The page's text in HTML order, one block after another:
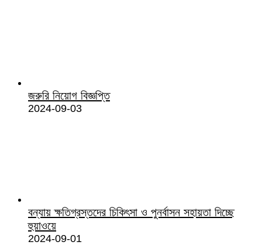
জরুরি নিয়োগ বিজ্ঞপ্তি
2024-09-03
বন্যায় ক্ষতিগ্রস্তদের চিকিৎসা ও পুনর্বাসন সহায়তা দিচ্ছে
হুয়াওয়ে
2024-09-01